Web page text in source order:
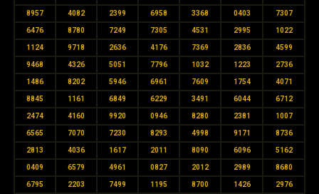
8957 4082 2399 6958 3368 0403 7307
6476 8780 7249 7305 4531 2995 1022
1124 9718 2636 4176 7369 2836 4599
9468 4326 5051 7796 1032 1223 2736
1486 8202 5946 6961 7609 1754 4071
8845 1161 6849 6229 3491 6044 6712
2474 4160 9920 0946 8280 2381 1007
6565 7070 7230 8293 4998 9171 8736
2813 4036 1617 2011 8090 6096 5162
0409 6579 4961 0827 2012 2989 8680
6795 2203 7499 1195 8700 1426 2976